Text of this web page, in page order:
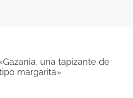
una tapizante de
margarita»